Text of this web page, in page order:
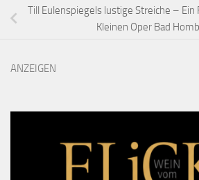
Till Eulenspiegels lustige Streiche –
Kleinen Oper Bad
ANZEIGEN